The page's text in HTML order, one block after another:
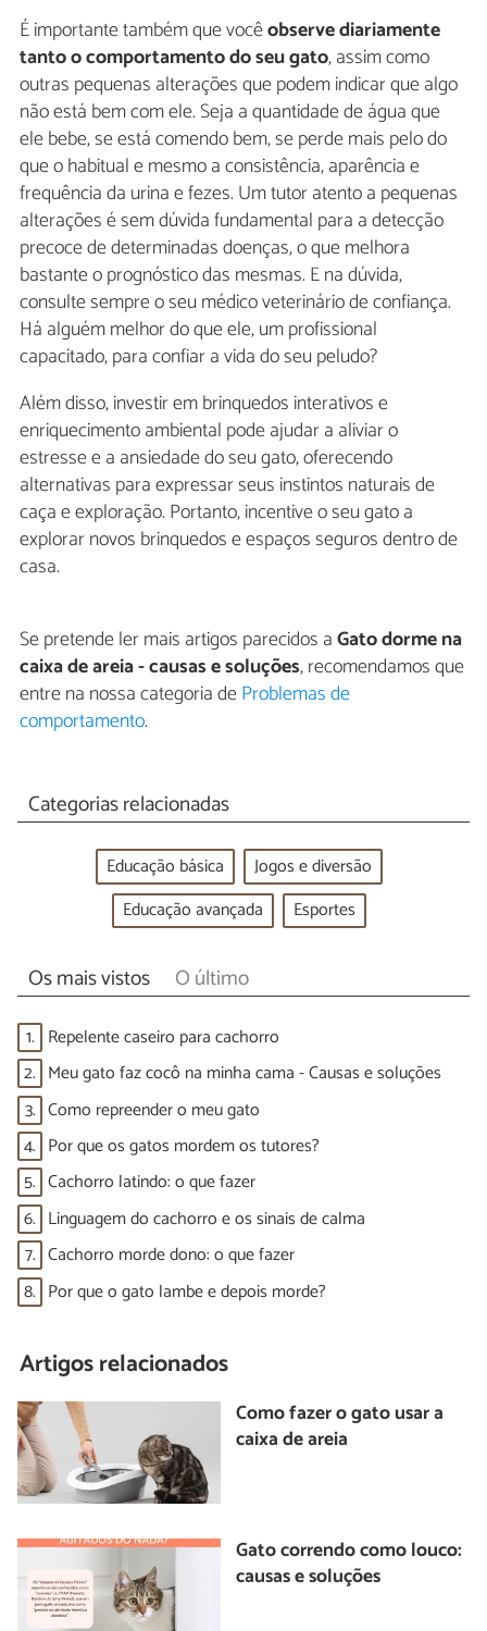
É importante também que vocêobserve diariamente
tanto o comportamento do seu gato, assim como
outras pequenas alterações que podem indicar que algo
não está bem com ele. Seja a quantidade de água que
ele bebe, se está comendo bem, se perde mais pelo do
que o habitual e mesmo a consistência, aparência e
frequência da urina e fezes. Um tutor atento a pequenas
alterações é sem dúvida fundamental para a detecção
precoce de determinadas doenças, o que melhora
bastante o prognóstico das mesmas. E na dúvida,
consulte sempre o seu médico veterinário de confiança.
Há alguém melhor do que ele, um profissional
capacitado, para confiar a vida do seu peludo?
Além disso, investir em brinquedos interativos e
enriquecimento ambiental pode ajudar a aliviar o
estresse e a ansiedade do seu gato, oferecendo
alternativas para expressar seus instintos naturais de
caça e exploração. Portanto, incentive o seu gato a
explorar novos brinquedos e espaços seguros dentro de
casa.
Se pretende ler mais artigos parecidos aGato dorme na
caixa de areia - causas e soluções, recomendamos que
entre na nossa categoria deProblemas de
comportamento.
Categorias relacionadas
Educação básica
Jogos e diversão
Educação avançada
Esportes
Os mais vistos O último
1. Repelente caseiro para cachorro
2. Meu gato faz cocô na minha cama - Causas e soluções
3. Como repreender o meu gato
4. Por que os gatos mordem os tutores?
5. Cachorro latindo: o que fazer
6. Linguagem do cachorro e os sinais de calma
7. Cachorro morde dono: o que fazer
8. Por que o gato lambe e depois morde?
Artigos relacionados
Como fazer o gato usar a
caixa de areia
Gato correndo como louco:
causas e soluções